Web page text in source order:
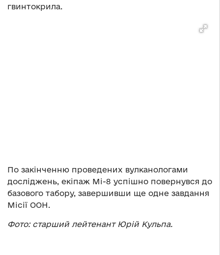
гвинтокрила.
По закінченню проведених вулканологами
досліджень, екіпаж Мі-8 успішно повернувся до
базового табору, завершивши ще одне завдання
Місії ООН.
Фото: старший лейтенант Юрій Кульпа.